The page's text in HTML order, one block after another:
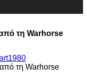
τη Warhorse